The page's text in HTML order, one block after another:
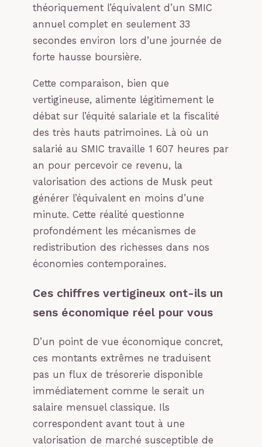
théoriquement l’équivalent d’un SMIC
annuel complet en seulement 33
secondes environ lors d’une journée de
forte hausse boursière.
Cette comparaison, bien que
vertigineuse, alimente légitimement le
débat sur l’équité salariale et la fiscalité
des très hauts patrimoines. Là où un
salarié au SMIC travaille 1 607 heures par
an pour percevoir ce revenu, la
valorisation des actions de Musk peut
générer l’équivalent en moins d’une
minute. Cette réalité questionne
profondément les mécanismes de
redistribution des richesses dans nos
économies contemporaines.
Ces chiffres vertigineux ont-ils un
sens économique réel pour vous
D’un point de vue économique concret,
ces montants extrêmes ne traduisent
pas un flux de trésorerie disponible
immédiatement comme le serait un
salaire mensuel classique. Ils
correspondent avant tout à une
valorisation de marché susceptible de